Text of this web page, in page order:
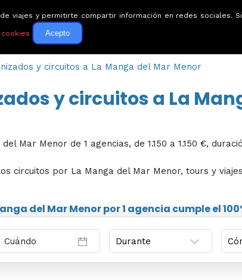
Circuitos Guías de viaje Ofertas Blog
y circuitos a La Manga del Mar Menor
y circuitos a La
Mar Menor de 1 agencias, de 1.150 a 1.150 €,
circuitos por La Manga del Mar Menor, tours y
del Mar Menor por1 agencia cumple el
y permitirte compartir información en redes sociales.
Acepto